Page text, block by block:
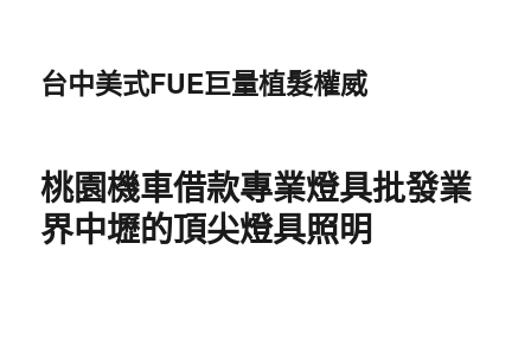
台中美式FUE巨量植髮權威
桃園機車借款專業燈具批發業
界中壢的頂尖燈具照明